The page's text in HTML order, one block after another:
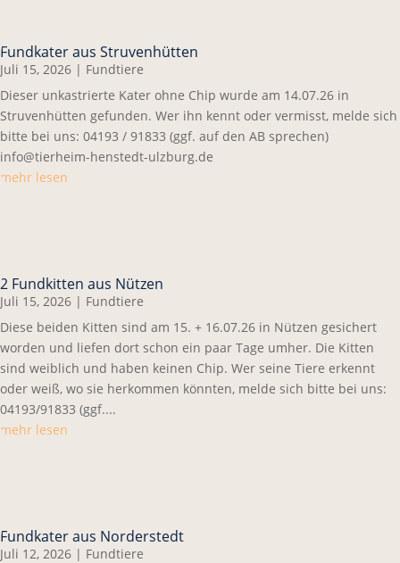
Fundkater aus Struvenhütten
Juli 15, 2026 | Fundtiere
Dieser unkastrierte Kater ohne Chip wurde am 14.07.26 in
Struvenhütten gefunden. Wer ihn kennt oder vermisst, melde sich
bitte bei uns: 04193 / 91833 (ggf. auf den AB sprechen)
info@tierheim-henstedt-ulzburg.de
mehr lesen
2 Fundkitten aus Nützen
Juli 15, 2026 | Fundtiere
Diese beiden Kitten sind am 15. + 16.07.26 in Nützen gesichert
worden und liefen dort schon ein paar Tage umher. Die Kitten
sind weiblich und haben keinen Chip. Wer seine Tiere erkennt
oder weiß, wo sie herkommen könnten, melde sich bitte bei uns:
04193/91833 (ggf....
mehr lesen
Fundkater aus Norderstedt
Juli 12, 2026 | Fundtiere